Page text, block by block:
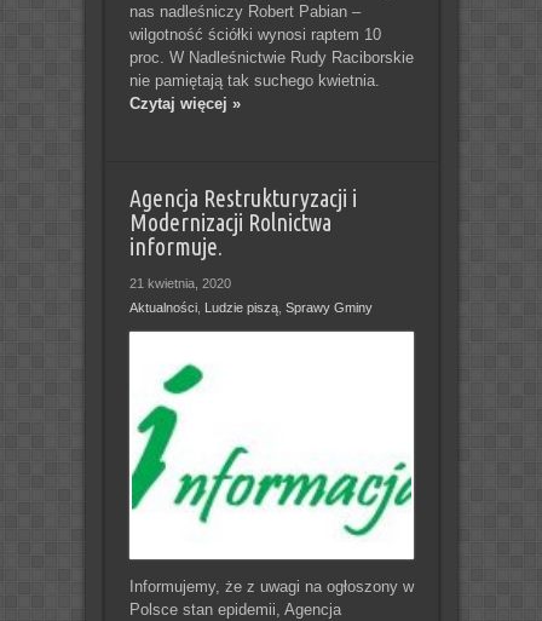
nas nadleśniczy Robert Pabian –
wilgotność ściółki wynosi raptem 10
proc. W Nadleśnictwie Rudy Raciborskie
nie pamiętają tak suchego kwietnia.
Czytaj więcej »
Agencja Restrukturyzacji i
Modernizacji Rolnictwa
informuje.
21 kwietnia, 2020
Aktualności, Ludzie piszą, Sprawy Gminy
Informujemy, że z uwagi na ogłoszony w
Polsce stan epidemii, Agencja